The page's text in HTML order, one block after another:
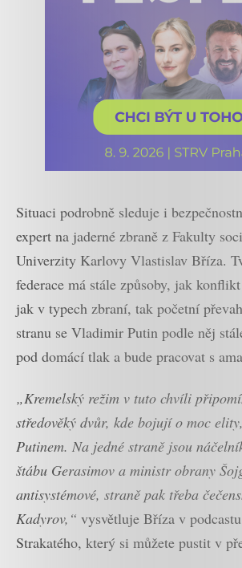
Situaci podrobně sleduje i
expert na jaderné zbraně z Fakulty
Univerzity Karlovy Vlastislav Bříza.
federace má stále způsoby, jak
jak v typech zbraní, tak početní
stranu se Vladimir Putin podle něj
pod domácí tlak a bude pracovat s
„Kremelský režim v tuto chvíli
středověký dvůr, kde bojují o moc
Putinem. Na jedné straně jsou
štábu Gerasimov a ministr obrany
antisystémové, straně pak třeba
Kadyrov,“ vysvětluje Bříza v
Strakatého, který si můžete pustit v